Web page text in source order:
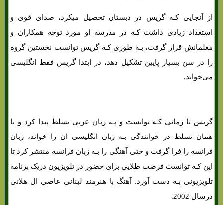
از آنجایی کـه گریس در دبستان تحصیل میکرد، صدای قوی و
استعداد زیادی داشت کـه در مدرسه او مورد توجه همکاران و
معلمانش قرار گرفت، بـه طوری کـه گریس توانست نخستین گروه
را در سن بسیار پایین تشکیل دهد، در ابتدا گریس فقط انگلیسی
می‌خواند.
گریس تا زمانی کـه توانست و بـه زبان عربی تسلط پیدا کرد و با
همان تسلط در خوانندگی بـه زبان انگلیسی ان را خواند، زبان
فرانسه را فرا گرفت و حتی آهنگی را بـه زبان فرانسه منتشر کرد تا
این کـه توانست فرصت طلایی برای حضور در تلویزیون دریک برنامه
تلویزیونی بـه دست آورد. آهنگ با هنرمند لبنانی عاصی ال هلانی
درسال 2002.